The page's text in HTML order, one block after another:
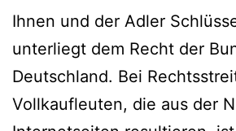
Ihnen und der Adler
unterliegt dem Recht der
Deutschland. Bei
Vollkaufleuten, die aus der